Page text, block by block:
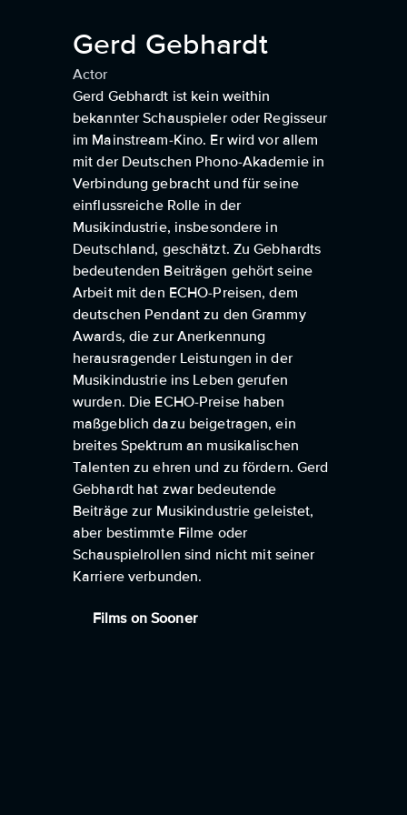
Gerd Gebhardt
Actor
Gerd Gebhardt ist kein weithin
bekannter Schauspieler oder Regisseur
im Mainstream-Kino. Er wird vor allem
mit der Deutschen Phono-Akademie in
Verbindung gebracht und für seine
einflussreiche Rolle in der
Musikindustrie, insbesondere in
Deutschland, geschätzt. Zu Gebhardts
bedeutenden Beiträgen gehört seine
Arbeit mit den ECHO-Preisen, dem
deutschen Pendant zu den Grammy
Awards, die zur Anerkennung
herausragender Leistungen in der
Musikindustrie ins Leben gerufen
wurden. Die ECHO-Preise haben
maßgeblich dazu beigetragen, ein
breites Spektrum an musikalischen
Talenten zu ehren und zu fördern. Gerd
Gebhardt hat zwar bedeutende
Beiträge zur Musikindustrie geleistet,
aber bestimmte Filme oder
Schauspielrollen sind nicht mit seiner
Karriere verbunden.
Films on Sooner